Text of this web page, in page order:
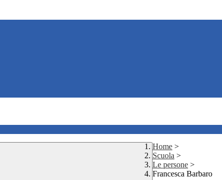
Home >
Scuola >
Le persone >
Francesca Barbaro